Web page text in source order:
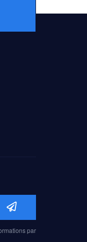
2019
par